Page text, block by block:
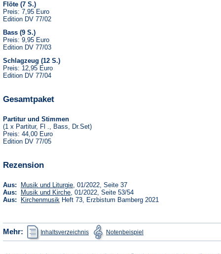
Flöte (7 S.)
Preis: 7,95 Euro
Edition DV 77/02
Bass (9 S.)
Preis: 9,95 Euro
Edition DV 77/03
Schlagzeug (12 S.)
Preis: 12,95 Euro
Edition DV 77/04
Gesamtpaket
Partitur und Stimmen
(1 x Partitur, Fl ., Bass, Dr.Set)
Preis: 44,00 Euro
Edition DV 77/05
Rezension
Aus: Musik und Liturgie(Öffnet
in
einem
neuen
, 01/2022, Seite 37
Aus:
Musik und Kirche(Öffnet
in
, 01/2022, Seite 53/54
Aus:
Kirchenmusik (Öffnet
Heft 73, Erzbistum Bamberg 2021
Mehr: Inhaltsverzeichnis
(Öffnet
in
einem
Notenbeispiel in
einem